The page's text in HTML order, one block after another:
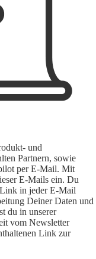
und
Partnern, sowie
per E-Mail. Mit
E-Mails ein. Du
in jeder E-Mail
Deiner Daten und
du in unserer
vom Newsletter
Link zur